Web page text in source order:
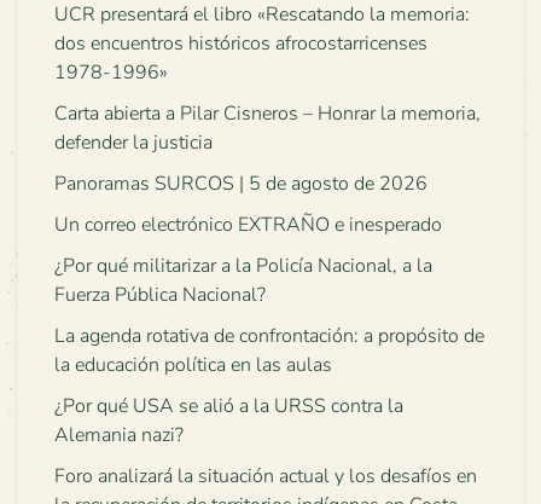
UCR presentará el libro «Rescatando la memoria:
dos encuentros históricos afrocostarricenses
1978-1996»
Carta abierta a Pilar Cisneros – Honrar la memoria,
defender la justicia
Panoramas SURCOS | 5 de agosto de 2026
Un correo electrónico EXTRAÑO e inesperado
¿Por qué militarizar a la Policía Nacional, a la
Fuerza Pública Nacional?
La agenda rotativa de confrontación: a propósito de
la educación política en las aulas
¿Por qué USA se alió a la URSS contra la
Alemania nazi?
Foro analizará la situación actual y los desafíos en